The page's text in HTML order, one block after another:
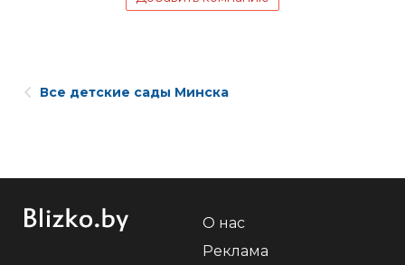
Все детские сады Минска
О нас
Реклама